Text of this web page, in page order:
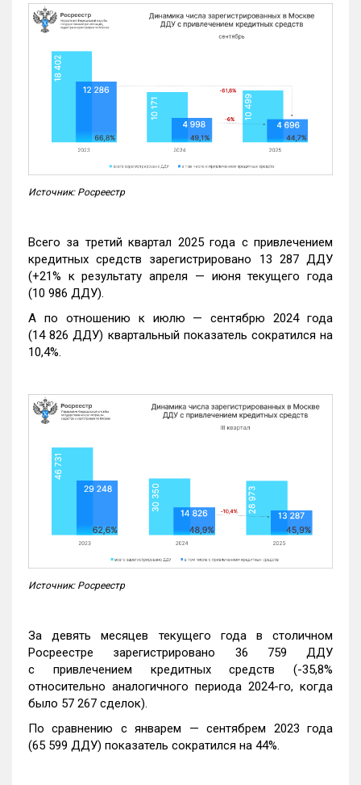
Источник: Росреестр
Всего за третий квартал 2025 года с привлечением
кредитных средств зарегистрировано 13 287 ДДУ
(+21% к результату апреля — июня текущего года
(10 986 ДДУ).
А по отношению к июлю — сентябрю 2024 года
(14 826 ДДУ) квартальный показатель сократился на
10,4%.
Источник: Росреестр
За девять месяцев текущего года в столичном
Росреестре зарегистрировано 36 759 ДДУ
с привлечением кредитных средств (-35,8%
относительно аналогичного периода 2024-го, когда
было 57 267 сделок).
По сравнению с январем — сентябрем 2023 года
(65 599 ДДУ) показатель сократился на 44%.